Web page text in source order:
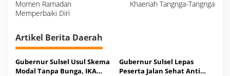
i
p
o
Momen Ramadan
Memperbaiki Diri
Khaeriah Tangnga-Tangnga
Artikel Berita Daerah
Gubernur Sulsel Usul Skema
Modal Tanpa Bunga, IKA
Gubernur Sulsel Lepas
Peserta Jalan Sehat Anti